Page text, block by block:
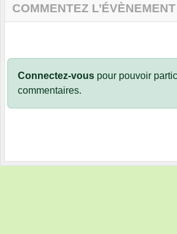
COMMENTEZ L’ÉVÈNEMENT
Connectez-vous pour pouvoir
commentaires.